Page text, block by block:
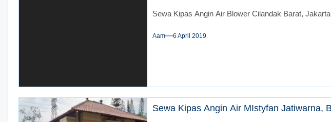
Sewa Kipas Angin Air Blower Cilandak Barat,
Aam 6 April 2019
Sewa Kipas Angin Air MIstyfan Jatiwarna,